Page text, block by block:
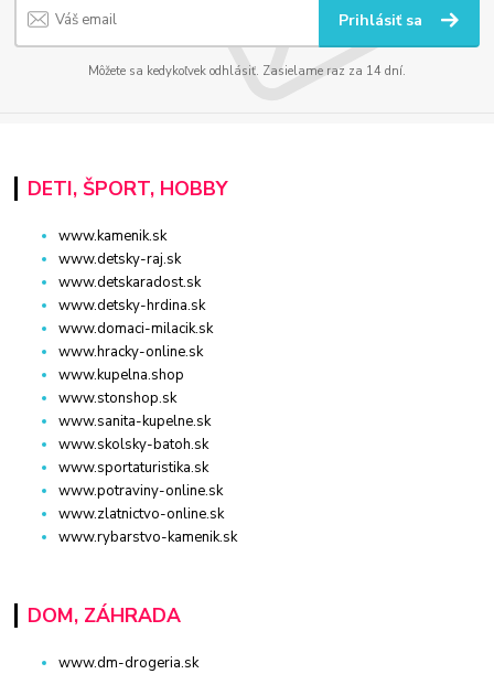
Prihlásiť sa
Môžete sa kedykoľvek odhlásiť. Zasielame raz za 14 dní.
DETI, ŠPORT, HOBBY
www.kamenik.sk
www.detsky-raj.sk
www.detskaradost.sk
www.detsky-hrdina.sk
www.domaci-milacik.sk
www.hracky-online.sk
www.kupelna.shop
www.stonshop.sk
www.sanita-kupelne.sk
www.skolsky-batoh.sk
www.sportaturistika.sk
www.potraviny-online.sk
www.zlatnictvo-online.sk
www.rybarstvo-kamenik.sk
DOM, ZÁHRADA
www.dm-drogeria.sk